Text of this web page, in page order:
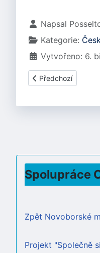
Základní údaje
Napsal
Kategorie:
Vytvořeno: 6.
Předchozí článek:
Předchozí
Spolupráce
Zpět Novoborské
Projekt "Společně